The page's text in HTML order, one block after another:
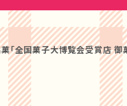
【安心して楽しめる！】 厳選され
に安心してお楽しみいただ
けする「京都
切な方への心のこもった贈
： 心温まるお土産にぴった
賞店「御菓子處」が手掛け
り上げる羊羹の数々は、
です。 美しいパッケージには、贈り物に
の心こもった贈り物や、
「全国菓子大博覧会受賞店 御